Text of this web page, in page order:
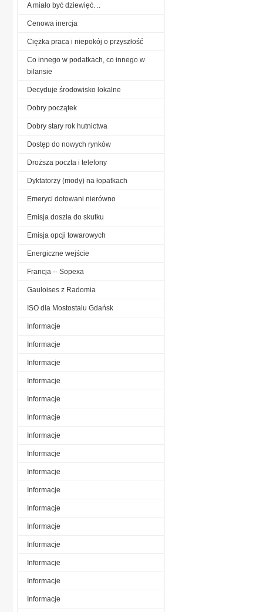
A miało być dziewięć. ..
Cenowa inercja
Ciężka praca i niepokój o przyszłość
Co innego w podatkach, co innego w
bilansie
Decyduje środowisko lokalne
Dobry początek
Dobry stary rok hutnictwa
Dostęp do nowych rynków
Droższa poczta i telefony
Dyktatorzy (mody) na łopatkach
Emeryci dotowani nierówno
Emisja doszła do skutku
Emisja opcji towarowych
Energiczne wejście
Francja -- Sopexa
Gauloises z Radomia
ISO dla Mostostalu Gdańsk
Informacje
Informacje
Informacje
Informacje
Informacje
Informacje
Informacje
Informacje
Informacje
Informacje
Informacje
Informacje
Informacje
Informacje
Informacje
Informacje